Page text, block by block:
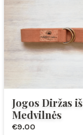
Jogos Diržas iš
Medvilnės
€9.00